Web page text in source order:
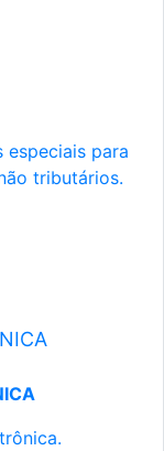
especiais para
tributários.